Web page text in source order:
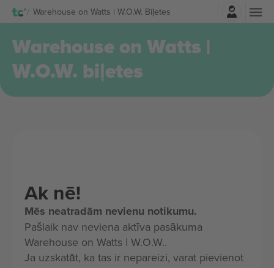
Warehouse on Watts | W.O.W. Biļetes
Pierakstīties
Warehouse on Watts |
W.O.W. biļetes
Ak nē!
Mēs neatradām nevienu notikumu.
Pašlaik nav neviena aktīva pasākuma
Warehouse on Watts | W.O.W..
Ja uzskatāt, ka tas ir nepareizi, varat pievienot